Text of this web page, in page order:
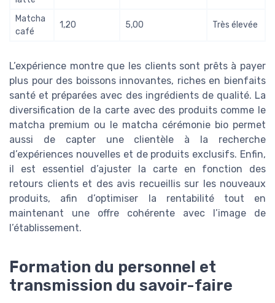
Matcha
café
1,20 5,00 Très élevée
L’expérience montre que les clients sont prêts à payer
plus pour des boissons innovantes, riches en bienfaits
santé et préparées avec des ingrédients de qualité. La
diversification de la carte avec des produits comme le
matcha premium ou le matcha cérémonie bio permet
aussi de capter une clientèle à la recherche
d’expériences nouvelles et de produits exclusifs. Enfin,
il est essentiel d’ajuster la carte en fonction des
retours clients et des avis recueillis sur les nouveaux
produits, afin d’optimiser la rentabilité tout en
maintenant une offre cohérente avec l’image de
l’établissement.
Formation du personnel et
transmission du savoir-faire